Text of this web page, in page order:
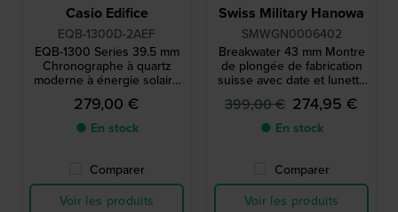
Casio Edifice
EQB-1300D-2AEF
EQB-1300 Series 39.5 mm
Chronographe à quartz
moderne à énergie solaire
avec liaison smartphone
279,00 €
● En stock
Comparer
Voir les produits
Swiss Military Hanowa
SMWGN0006402
Breakwater 43 mm Montre
de plongée de fabrication
suisse avec date et lunette
de plongée interne
399,00 € 274,95 €
● En stock
Comparer
Voir les produits